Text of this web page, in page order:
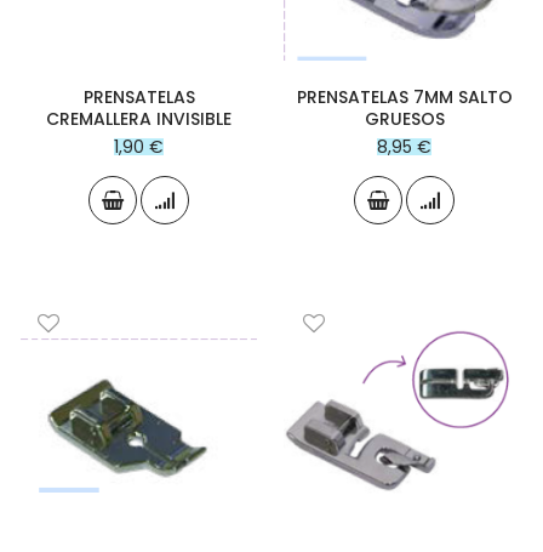
PRENSATELAS
CREMALLERA INVISIBLE
1,90 €
PRENSATELAS 7MM SALTO
GRUESOS
8,95 €